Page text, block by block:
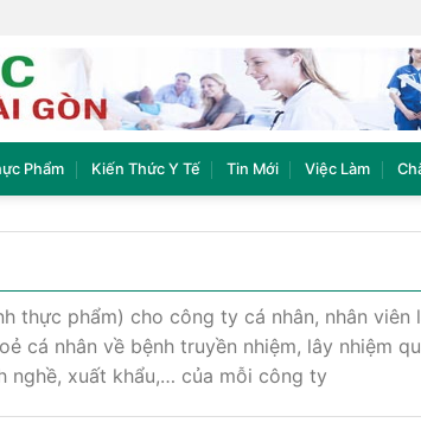
Phẩm Kiến Thức Y Tế Tin Mới Việc Làm
thực phẩm) cho công ty cá nhân, nhân viên
cá nhân về bệnh truyền nhiệm, lây nhiệm
nghề, xuất khẩu,… của mỗi công ty